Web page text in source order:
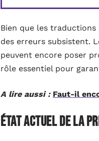
Bien que les
des erreurs subsistent.
peuvent encore poser
rôle essentiel pour
A lire aussi : Faut-il
État actuel de la